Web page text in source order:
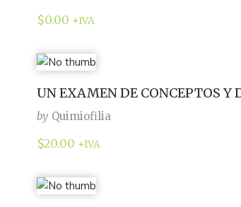
$0.00 +IVA
UN EXAMEN DE CONCEPTOS Y
by Quimiofilia
$20.00 +IVA